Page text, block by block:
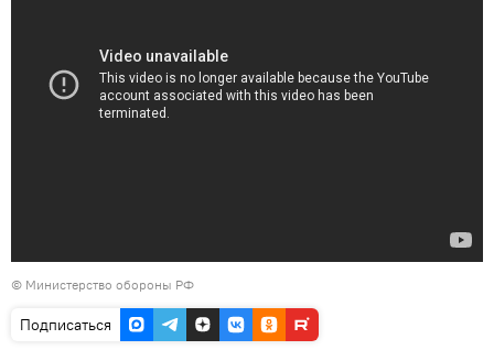
© Министерство обороны РФ
Подписаться